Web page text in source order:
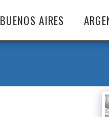
BUENOS AIRES